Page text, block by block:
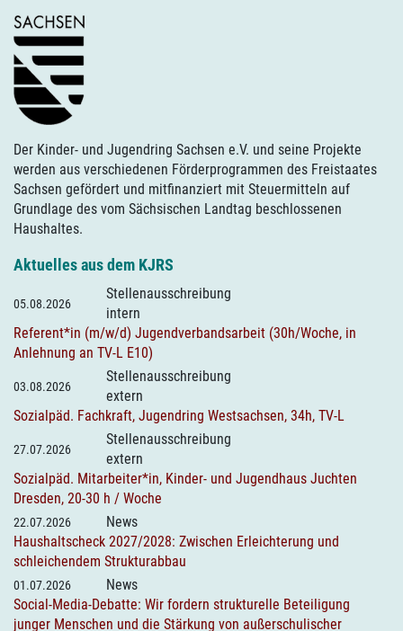
Der Kinder- und Jugendring Sachsen e.V. und seine Projekte
werden aus verschiedenen Förderprogrammen des Freistaates
Sachsen gefördert und mitfinanziert mit Steuermitteln auf
Grundlage des vom Sächsischen Landtag beschlossenen
Haushaltes.
Aktuelles aus dem KJRS
05.08.2026
Stellenausschreibung
intern
Referent*in (m/w/d) Jugendverbandsarbeit (30h/Woche, in
Anlehnung an TV-L E10)
03.08.2026
Stellenausschreibung
extern
Sozialpäd. Fachkraft, Jugendring Westsachsen, 34h, TV-L
27.07.2026
Stellenausschreibung
extern
Sozialpäd. Mitarbeiter*in, Kinder- und Jugendhaus Juchten
Dresden, 20-30 h / Woche
22.07.2026
News
Haushaltscheck 2027/2028: Zwischen Erleichterung und
schleichendem Strukturabbau
01.07.2026
News
Social-Media-Debatte: Wir fordern strukturelle Beteiligung
junger Menschen und die Stärkung von außerschulischer